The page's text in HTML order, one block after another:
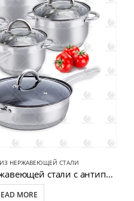
НЕРЖАВЕЮЩЕЙ СТАЛИ
набор посуды из нержавеющей стали с антипригарным покрытием CW-B037-4
MORE